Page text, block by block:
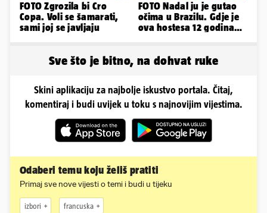
FOTO Zgrozila bi Cro
Copa. Voli se šamarati,
sami joj se javljaju
FOTO Nadal ju je gutao
očima u Brazilu. Gdje je
ova hostesa 12 godina
Sve što je bitno, na dohvat ruke
Skini aplikaciju za najbolje iskustvo portala. Čitaj,
komentiraj i budi uvijek u toku s najnovijim vijestima.
Odaberi temu koju želiš pratiti
Primaj sve nove vijesti o temi i budi u tijeku
izbori francuska